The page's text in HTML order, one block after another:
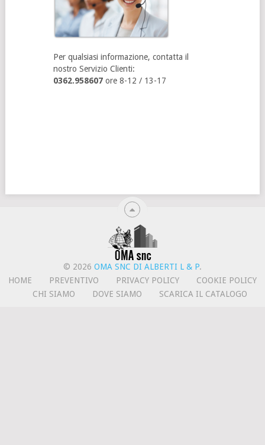
Per qualsiasi informazione, contatta il
nostro Servizio Clienti:
0362.958607ore 8-12 / 13-17
© 2026 OMA SNC DI ALBERTI L & P.
HOME
PREVENTIVO PRIVACY POLICY
COOKIE POLICY
CHI SIAMO
DOVE SIAMO SCARICA IL CATALOGO